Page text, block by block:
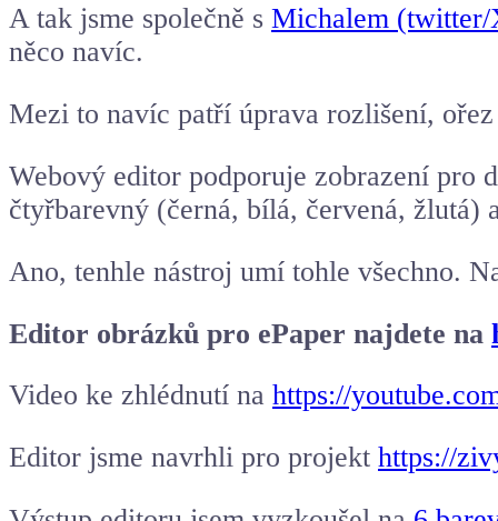
A tak jsme společně s Michalem
něco navíc.
Mezi to navíc patří úprava rozlišení,
Webový editor podporuje zobrazení pro
čtyřbarevný (černá, bílá, červená, žlutá)
Ano, tenhle nástroj umí tohle všechno.
Editor obrázků pro ePaper najdete na
Video ke zhlédnutí na https://
Editor jsme navrhli pro projekt https://